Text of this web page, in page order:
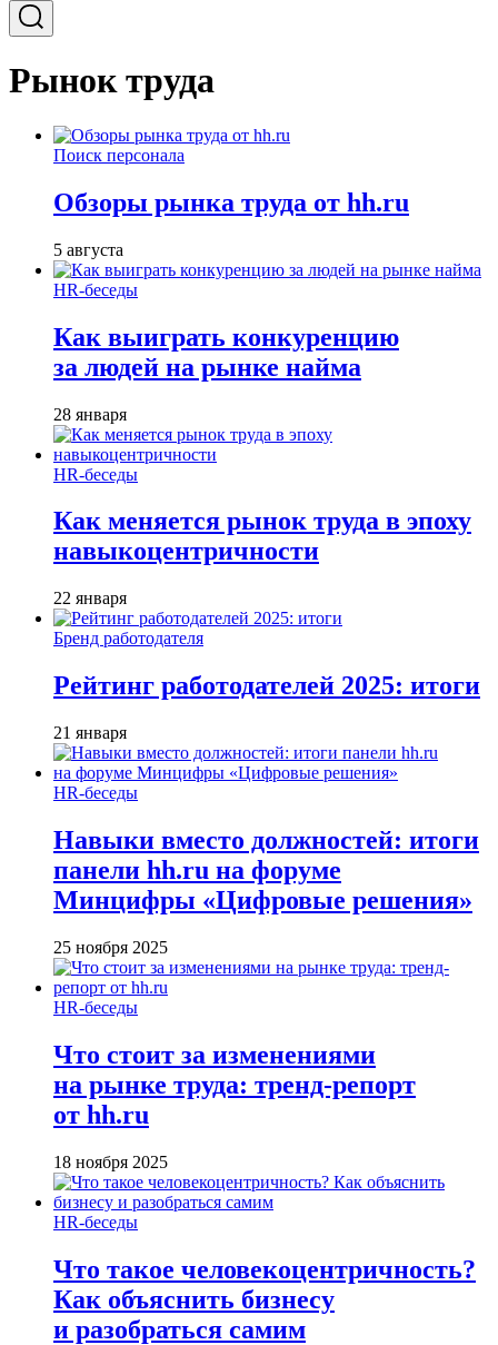
Рынок труда
Поиск персонала
Обзоры рынка труда от hh.ru
5 августа
HR-беседы
Как выиграть конкуренцию
за людей на рынке найма
28 января
HR-беседы
Как меняется рынок труда в эпоху
навыкоцентричности
22 января
Бренд работодателя
Рейтинг работодателей 2025: итоги
21 января
HR-беседы
Навыки вместо должностей: итоги
панели hh.ru на форуме
Минцифры «Цифровые решения»
25 ноября 2025
HR-беседы
Что стоит за изменениями
на рынке труда: тренд-репорт
от hh.ru
18 ноября 2025
HR-беседы
Что такое человеко­центричность?
Как объяснить бизнесу
и разобраться самим